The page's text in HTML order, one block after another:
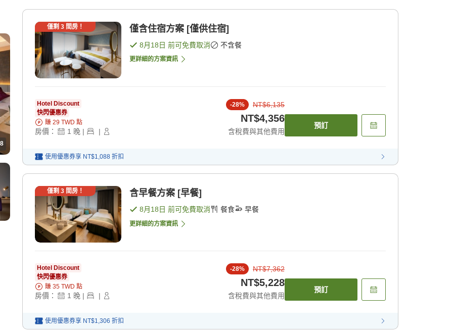
8
僅剩 3間房！ 僅含住宿方案 [僅供住宿]
8月18日 前可免費取消 不含餐
更詳細的方案資訊
Hotel Discount
快閃優惠券
賺 29 TWD 點
房價： 1 晚 | |
-28% NT$6,135
NT$4,356
含稅費與其他費用
預訂
使用優惠券享 NT$1,088 折扣
僅剩 3間房！ 含早餐方案 [早餐]
8月18日 前可免費取消 餐食 早餐
更詳細的方案資訊
Hotel Discount
快閃優惠券
賺 35 TWD 點
房價： 1 晚 | |
-28% NT$7,362
NT$5,228
含稅費與其他費用
預訂
使用優惠券享 NT$1,306 折扣